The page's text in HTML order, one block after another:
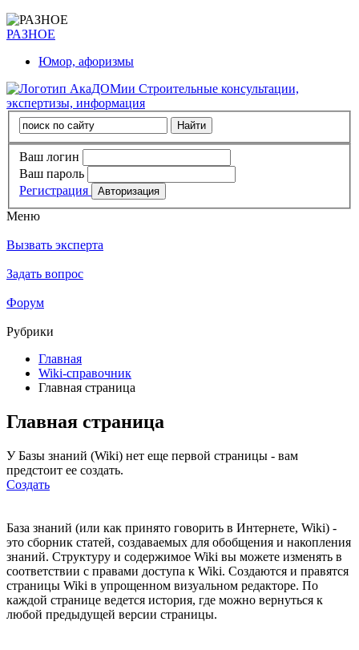
РАЗНОЕ
Юмор, афоризмы
Строительные консультации,
экспертизы, информация
Ваш логин
Ваш пароль
Регистрация
Меню
Вызвать эксперта
Задать вопрос
Форум
Рубрики
Главная
Wiki-справочник
Главная страница
Главная страница
У Базы знаний (Wiki) нет еще первой страницы - вам
предстоит ее создать.
Cоздать
База знаний (или как принято говорить в Интернете, Wiki) -
это сборник статей, создаваемых для обобщения и накопления
знаний. Структуру и содержимое Wiki вы можете изменять в
соответствии с правами доступа к Wiki. Создаются и правятся
страницы Wiki в упрощенном визуальном редакторе. По
каждой странице ведется история, где можно вернуться к
любой предыдущей версии страницы.